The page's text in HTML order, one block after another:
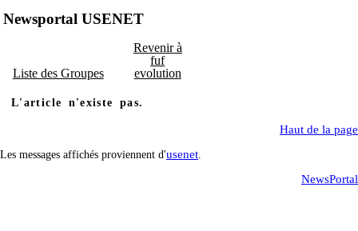
Newsportal USENET
Liste des Groupes
Revenir à
fuf
evolution
L'article n'existe pas.
Haut de la page
Les messages affichés proviennent d'usenet
NewsPortal